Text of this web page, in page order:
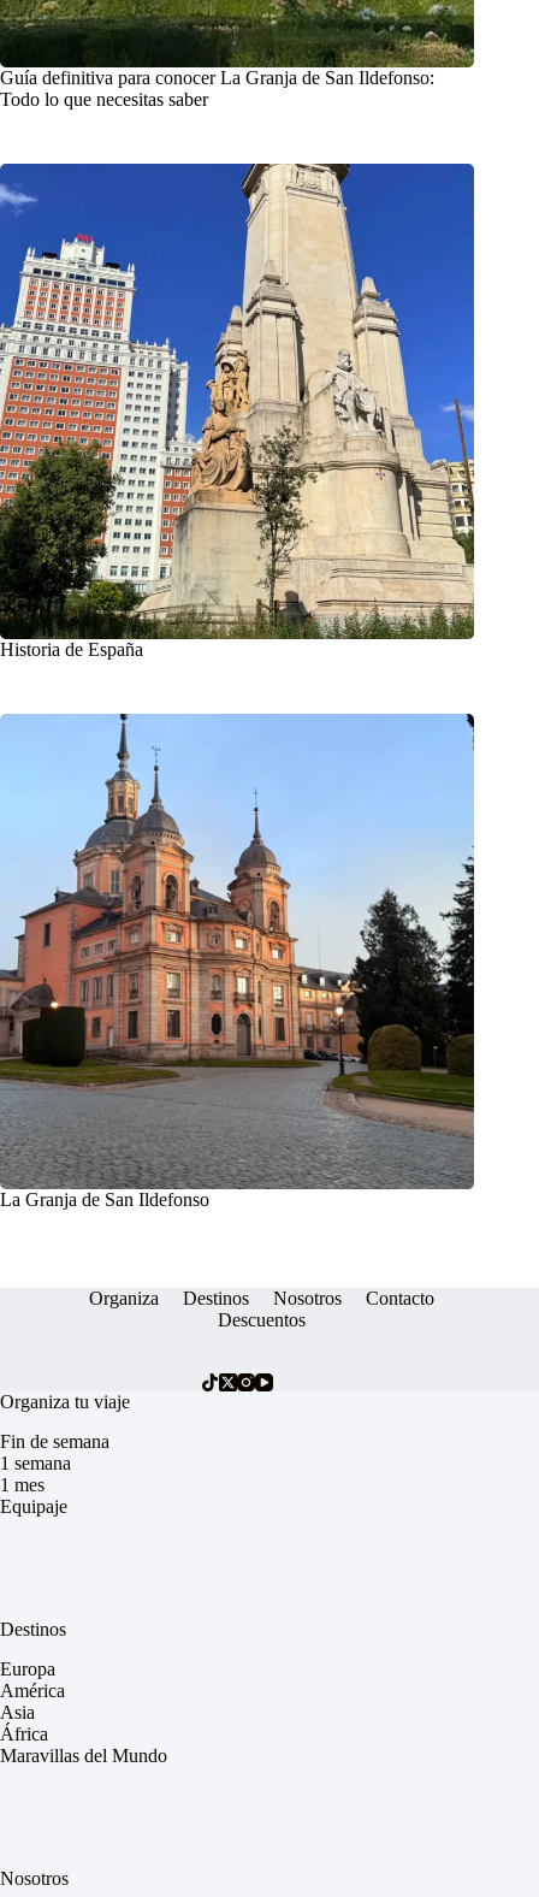
Guía definitiva para conocer La Granja de San Ildefonso:
Todo lo que necesitas saber
Historia de España
La Granja de San Ildefonso
Organiza Destinos Nosotros
Contacto
Descuentos
Organiza tu viaje
Fin de semana
1 semana
1 mes
Equipaje
Destinos
Europa
América
Asia
África
Maravillas del Mundo
Nosotros